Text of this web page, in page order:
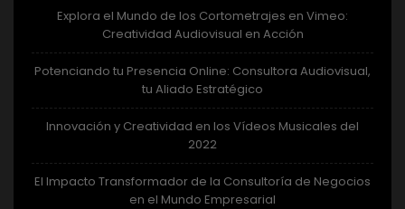
Explora el Mundo de los Cortometrajes en Vimeo:
Creatividad Audiovisual en Acción
Potenciando tu Presencia Online: Consultora Audiovisual,
tu Aliado Estratégico
Innovación y Creatividad en los Vídeos Musicales del
2022
El Impacto Transformador de la Consultoría de Negocios
en el Mundo Empresarial